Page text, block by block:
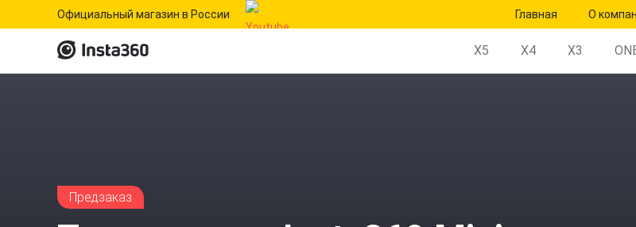
Официальный магазин в России Главная О
X5 X4 X3
Предзаказ